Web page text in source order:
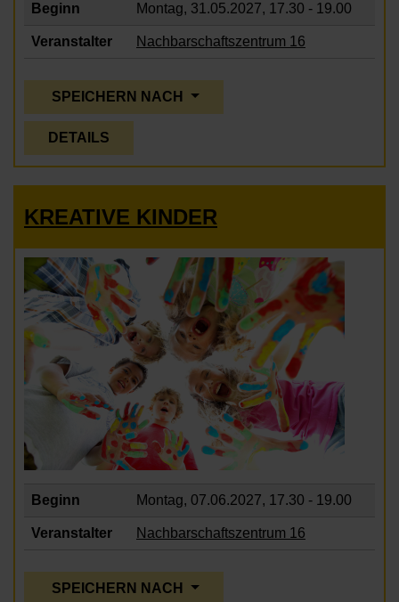
Beginn Montag, 31.05.2027, 17.30 - 19.00
Veranstalter Nachbarschaftszentrum 16
SPEICHERN NACH
DETAILS
KREATIVE KINDER
Beginn Montag, 07.06.2027, 17.30 - 19.00
Veranstalter Nachbarschaftszentrum 16
SPEICHERN NACH